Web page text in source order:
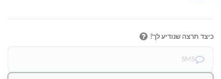
כיצד תרצה שנודיע לך?
SMS